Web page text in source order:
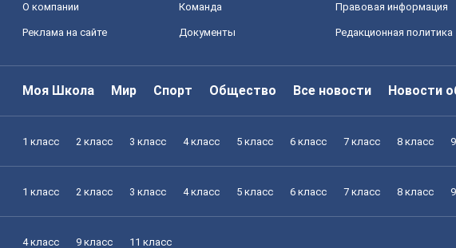
О компании Команда Правовая информация
Реклама на сайте Документы Редакционная политика
Моя Школа Мир Спорт Общество Все новости Новости
1 класс 2 класс 3 класс 4 класс 5 класс 6 класс 7 класс 8 класс
1 класс 2 класс 3 класс 4 класс 5 класс 6 класс 7 класс 8 класс
4 класс 9 класс 11 класс